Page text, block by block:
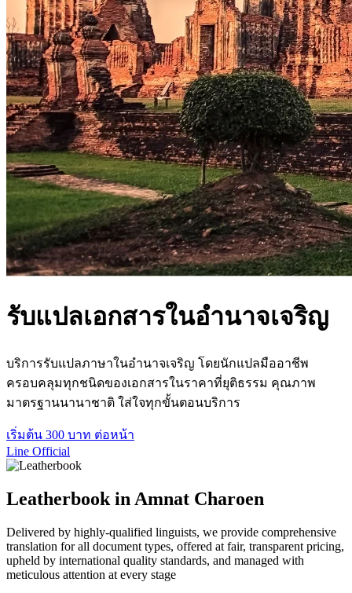
รับแปลเอกสารในอำนาจเจริญ
บริการรับแปลภาษาในอำนาจเจริญ โดยนักแปลมืออาชีพ
ครอบคลุมทุกชนิดของเอกสารในราคาที่ยุติธรรม คุณภาพ
มาตรฐานนานาชาติ ใส่ใจทุกขั้นตอนบริการ
เริ่มต้น 300 บาท ต่อหน้า
Line Official
Leatherbook in Amnat Charoen
Delivered by highly-qualified linguists, we provide comprehensive
translation for all document types, offered at fair, transparent pricing,
upheld by international quality standards, and managed with
meticulous attention at every stage